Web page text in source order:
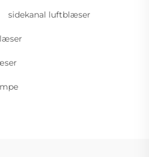
sidekanal luftblæser